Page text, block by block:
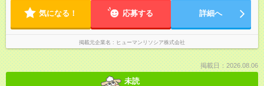
気になる！ 応募する 詳細へ
掲載元企業名 ヒューマンリソシア株式会社
掲載日：2026.08.06
未読